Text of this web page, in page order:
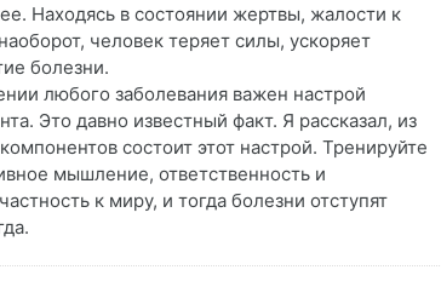
Находясь в состоянии жертвы, жалости к
человек теряет силы, ускоряет
болезни.
любого заболевания важен настрой
Это давно известный факт. Я рассказал, из
состоит этот настрой. Тренируйте
мышление, ответственность и
к миру, и тогда болезни отступят